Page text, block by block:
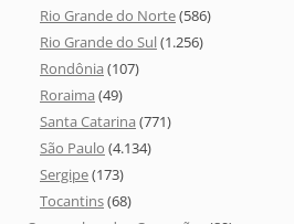
Rio Grande do Norte(586)
Rio Grande do Sul(1.256)
Rondônia (107)
Roraima (49)
Santa Catarina (771)
São Paulo (4.134)
Sergipe(173)
Tocantins(68)